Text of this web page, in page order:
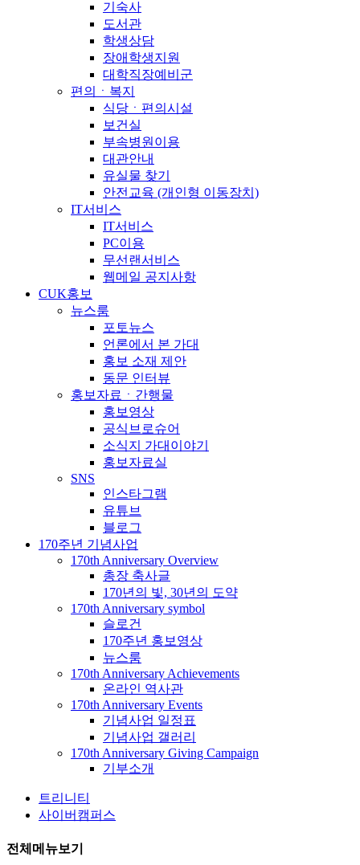
기숙사
도서관
학생상담
장애학생지원
대학직장예비군
편의ㆍ복지
식당ㆍ편의시설
보건실
부속병원이용
대관안내
유실물 찾기
안전교육 (개인형 이동장치)
IT서비스
IT서비스
PC이용
무선랜서비스
웹메일 공지사항
CUK홍보
뉴스룸
포토뉴스
언론에서 본 가대
홍보 소재 제안
동문 인터뷰
홍보자료ㆍ간행물
홍보영상
공식브로슈어
소식지 가대이야기
홍보자료실
SNS
인스타그램
유튜브
블로그
170주년 기념사업
170th Anniversary Overview
총장 축사글
170년의 빛, 30년의 도약
170th Anniversary symbol
슬로건
170주년 홍보영상
뉴스룸
170th Anniversary Achievements
온라인 역사관
170th Anniversary Events
기념사업 일정표
기념사업 갤러리
170th Anniversary Giving Campaign
기부소개
트리니티
사이버캠퍼스
전체메뉴보기